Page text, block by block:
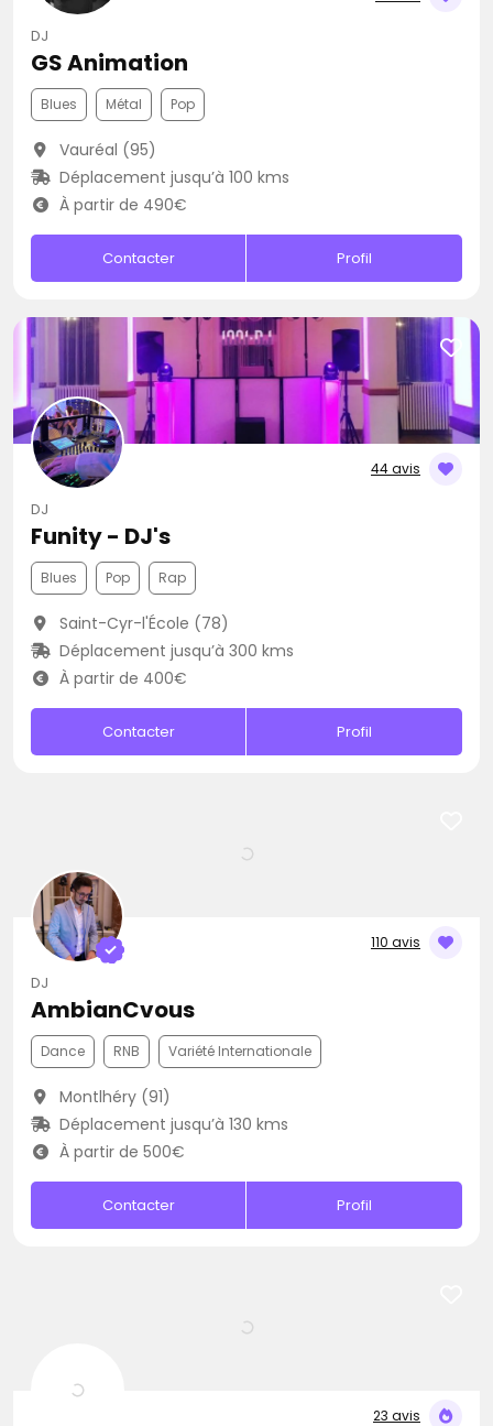
DJ
GS Animation
Blues Métal Pop
Vauréal (95)
Déplacement jusqu’à 100 kms
À partir de 490€
Contacter Profil
44 avis
DJ
Funity - DJ's
Blues Pop Rap
Saint-Cyr-l'École (78)
Déplacement jusqu’à 300 kms
À partir de 400€
Contacter Profil
110 avis
DJ
AmbianCvous
Dance RNB Variété Internationale
Montlhéry (91)
Déplacement jusqu’à 130 kms
À partir de 500€
Contacter Profil
23 avis